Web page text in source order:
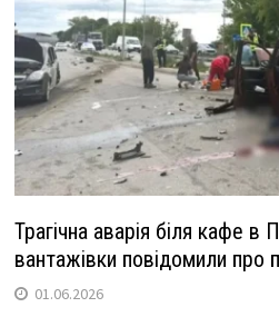
Трагічна аварія біля кафе в
вантажівки повідомили про
01.06.2026